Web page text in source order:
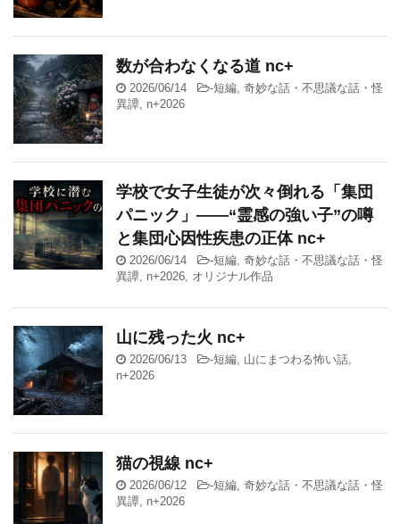
数が合わなくなる道 nc+
2026/06/14 -短編, 奇妙な話・不思議な話・怪
異譚, n+2026
学校で女子生徒が次々倒れる「集団
パニック」——“霊感の強い子”の噂
と集団心因性疾患の正体 nc+
2026/06/14 -短編, 奇妙な話・不思議な話・怪
異譚, n+2026, オリジナル作品
山に残った火 nc+
2026/06/13 -短編, 山にまつわる怖い話,
n+2026
猫の視線 nc+
2026/06/12 -短編, 奇妙な話・不思議な話・怪
異譚, n+2026